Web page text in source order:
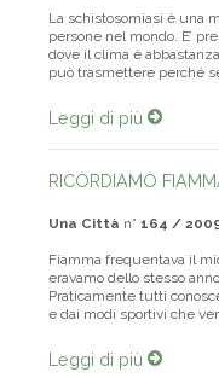
La schistosomiasi è una
persone nel mondo. E’
dove il clima è
può trasmettere perché
Leggi di più
RICORDIAMO
Una Città n° 164 /
Fiamma frequentava il
eravamo dello stesso
Praticamente tutti
e dai modi sportivi che
Leggi di più